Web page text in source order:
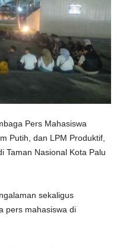
Pers Mahasiswa
Putih, dan LPM Produktif,
Taman Nasional Kota Palu
sekaligus
pers mahasiswa di